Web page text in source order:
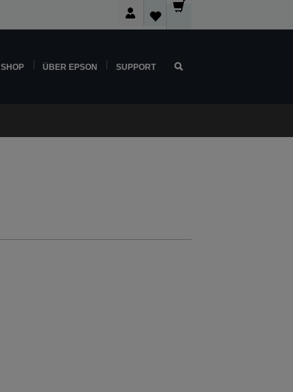
SHOP ÜBER EPSON SUPPORT